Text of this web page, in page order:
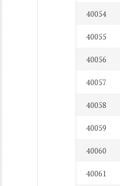
40054
40055
40056
40057
40058
40059
40060
40061